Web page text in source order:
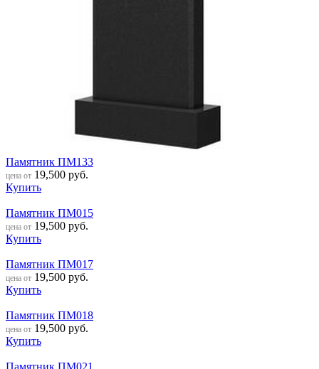
Памятник ПМ133
цена от 19,500 руб.
Купить
Памятник ПМ015
цена от 19,500 руб.
Купить
Памятник ПМ017
цена от 19,500 руб.
Купить
Памятник ПМ018
цена от 19,500 руб.
Купить
Памятник ПМ021